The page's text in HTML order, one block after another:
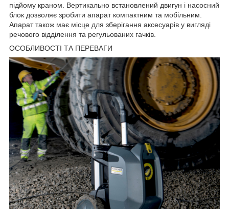
підйому краном. Вертикально встановлений двигун і насосний
блок дозволяє зробити апарат компактним та мобільним.
Апарат також має місце для зберігання аксесуарів у вигляді
речового відділення та регульованих гачків.
ОСОБЛИВОСТІ ТА ПЕРЕВАГИ